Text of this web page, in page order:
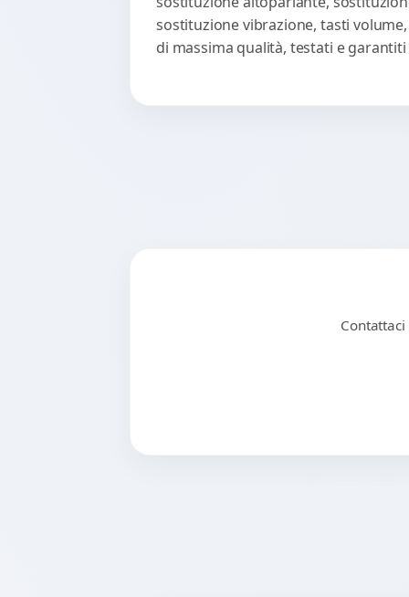
sostituzione vibrazione, tasti
di massima qualità, testati e